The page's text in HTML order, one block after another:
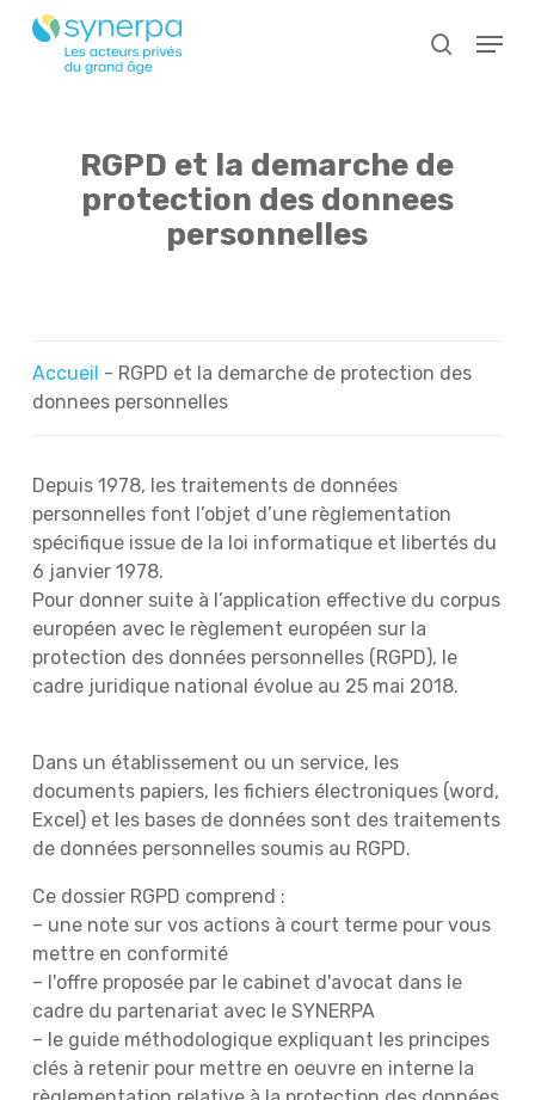
search
Menu
RGPD et la demarche de
protection des donnees
personnelles
Accueil - RGPD et la demarche de protection des
donnees personnelles
Depuis 1978, les traitements de données
personnelles font l’objet d’une règlementation
spécifique issue de la loi informatique et libertés du
6 janvier 1978.
Pour donner suite à l’application effective du corpus
européen avec le règlement européen sur la
protection des données personnelles (RGPD), le
cadre juridique national évolue au 25 mai 2018.
Dans un établissement ou un service, les
documents papiers, les fichiers électroniques (word,
Excel) et les bases de données sont des traitements
de données personnelles soumis au RGPD.
Ce dossier RGPD comprend :
– une note sur vos actions à court terme pour vous
mettre en conformité
– l'offre proposée par le cabinet d'avocat dans le
cadre du partenariat avec le SYNERPA
– le guide méthodologique expliquant les principes
clés à retenir pour mettre en oeuvre en interne la